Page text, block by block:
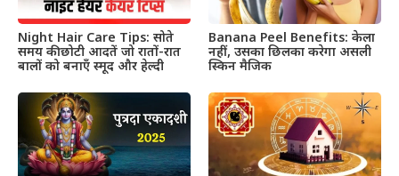
Night Hair Care Tips: सोते
समय की छोटी आदतें जो रातों-रात
बालों को बनाएँ स्मूद और हेल्दी
Banana Peel Benefits: केला
नहीं, उसका छिलका करेगा असली
स्किन मैजिक